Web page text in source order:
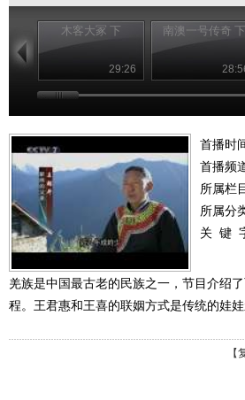
木客大冢 下
29:26
南澳一号传奇 下
首播时
首播频
所属栏
所属分
关 键
羌族是中国最古老的民族之一，节目介绍
程。王君惠和王喜的联姻方式是传统的娃
【